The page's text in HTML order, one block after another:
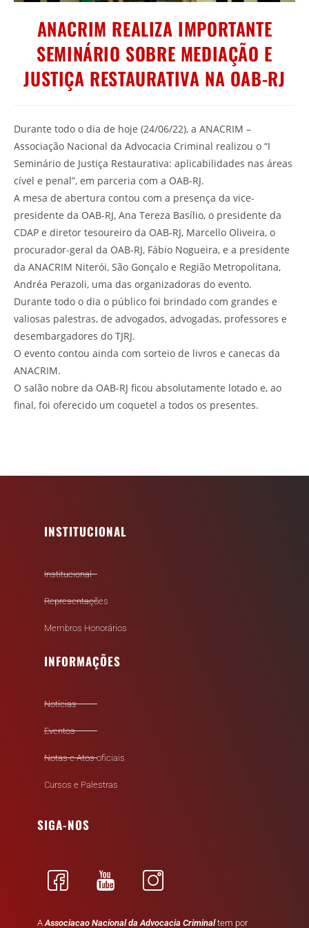
ANACRIM REALIZA IMPORTANTE
SEMINÁRIO SOBRE MEDIAÇÃO E
JUSTIÇA RESTAURATIVA NA OAB-RJ
Durante todo o dia de hoje (24/06/22), a ANACRIM –
Associação Nacional da Advocacia Criminal realizou o “I
Seminário de Justiça Restaurativa: aplicabilidades nas áreas
cível e penal”, em parceria com a OAB-RJ.
A mesa de abertura contou com a presença da vice-
presidente da OAB-RJ, Ana Tereza Basílio, o presidente da
CDAP e diretor tesoureiro da OAB-RJ, Marcello Oliveira, o
procurador-geral da OAB-RJ, Fábio Nogueira, e a presidente
da ANACRIM Niterói, São Gonçalo e Região Metropolitana,
Andréa Perazoli, uma das organizadoras do evento.
Durante todo o dia o público foi brindado com grandes e
valiosas palestras, de advogados, advogadas, professores e
desembargadores do TJRJ.
O evento contou ainda com sorteio de livros e canecas da
ANACRIM.
O salão nobre da OAB-RJ ficou absolutamente lotado e, ao
final, foi oferecido um coquetel a todos os presentes.
INSTITUCIONAL
Institucional
Representações
Membros Honorários
INFORMAÇÕES
Notícias
Eventos
Notas e Atos oficiais
Cursos e Palestras
SIGA-NOS
AAssociacao Nacional da Advocacia Criminaltem por